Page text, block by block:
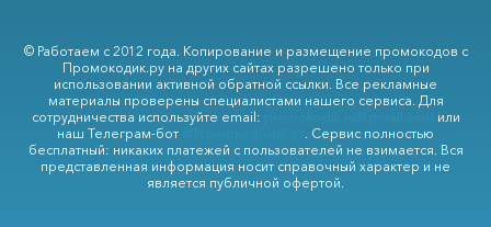
© Работаем с 2012 года. Копирование и размещение промокодов с
Промокодик.ру на других сайтах разрешено только при
использовании активной обратной ссылки. Все рекламные
материалы проверены специалистами нашего сервиса. Для
сотрудничества используйте email:
или
наш Телеграм-бот
. Сервис полностью
бесплатный: никаких платежей с пользователей не взимается. Вся
представленная информация носит справочный характер и не
является публичной офертой.